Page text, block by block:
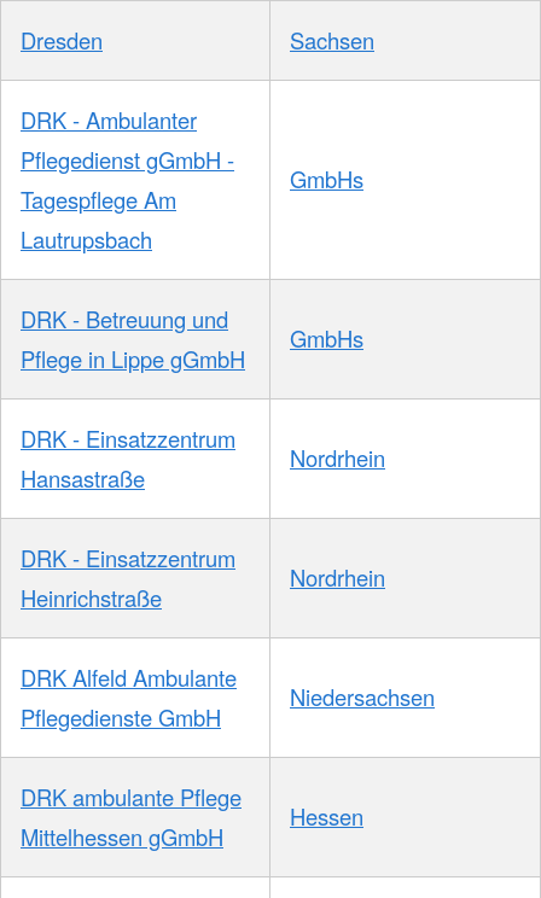
Dresden Sachsen
DRK - Ambulanter
Pflegedienst gGmbH -
Tagespflege Am
Lautrupsbach
GmbHs
DRK - Betreuung und
Pflege in Lippe gGmbH
GmbHs
DRK - Einsatzzentrum
Hansastraße
Nordrhein
DRK - Einsatzzentrum
Heinrichstraße
Nordrhein
DRK Alfeld Ambulante
Pflegedienste GmbH
Niedersachsen
DRK ambulante Pflege
Mittelhessen gGmbH
Hessen